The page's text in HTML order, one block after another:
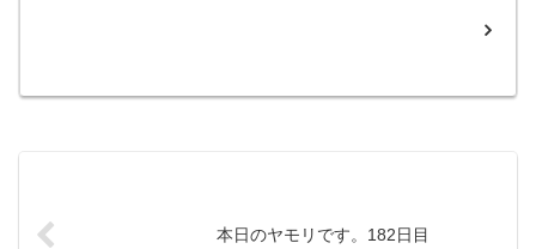
本日のヤモリです。182日目